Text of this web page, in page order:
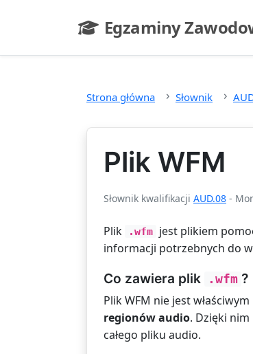
Egzaminy
- strona główna
Strona główna Słownik
Plik WFM
Słownik kwalifikacji AUD.08 -
Plik .wfm jest plikiem
informacji potrzebnych do
Co zawiera plik .wfm ?
Plik WFM nie jest
regionów audio. Dzięki
całego pliku audio.